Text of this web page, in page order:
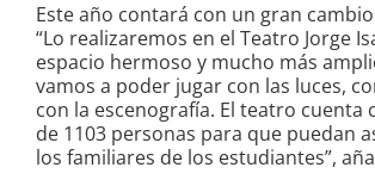
Este año contará con un gran
“Lo realizaremos en el Teatro Jorge
espacio hermoso y mucho más
vamos a poder jugar con las luces,
con la escenografía. El teatro cuenta
de 1103 personas para que puedan
los familiares de los estudiantes”,